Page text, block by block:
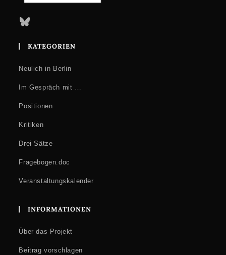
Bluesky
KATEGORIEN
Neulich in Berlin
Im Gespräch mit …
Positionen
Kritiken
Drei Sätze
Fragebogen.doc
Veranstaltungskalender
INFORMATIONEN
Über das Projekt
Beitrag vorschlagen